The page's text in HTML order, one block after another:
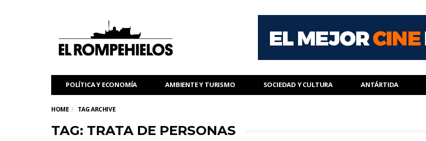
POLÍTICA Y ECONOMÍA AMBIENTE Y TURISMO SOCIEDAD Y CULTURA ANTÁRTIDA
HOME TAG ARCHIVE
TAG: TRATA DE PERSONAS